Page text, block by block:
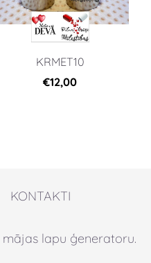
KRMET10
€12,00
KONTAKTI
lapu ģeneratoru.